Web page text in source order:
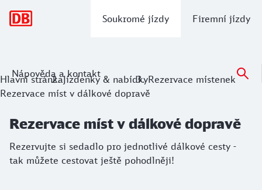
Soukromé jízdy Firemní jízdy
Nápověda a kontakt
Rezervace míst v dálkové dopravě
Hlavní stránkaJízdenky & nabídkyRezervace místenek
Rezervace míst v dálkové dopravě
Rezervace míst v dálkové dopravě
Rezervujte si sedadlo pro jednotlivé dálkové cesty -
tak můžete cestovat ještě pohodlněji!